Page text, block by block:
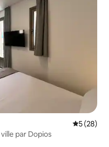
5 (28)
par Dopios